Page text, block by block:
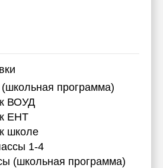
программа)
ВОУД
ЕНТ
школе
1-4
(школьная программа)